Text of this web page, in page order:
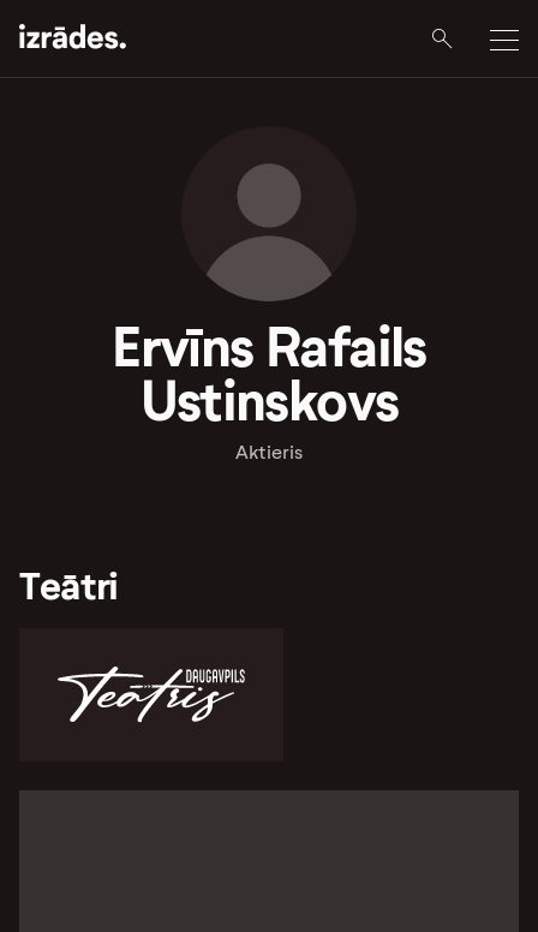
Ervīns Rafails
Ustinskovs
Aktieris
Teātri